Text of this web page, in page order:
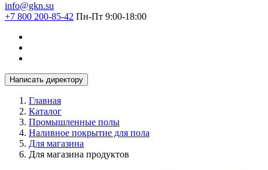
info@gkn.su
+7 800 200-85-42 Пн-Пт 9:00-18:00
Написать директору
Главная
Каталог
Промышленные полы
Наливное покрытие для пола
Для магазина
Для магазина продуктов